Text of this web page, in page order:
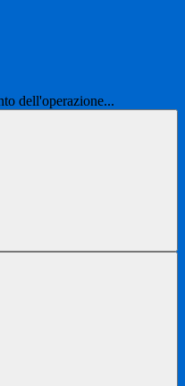
dell'operazione...